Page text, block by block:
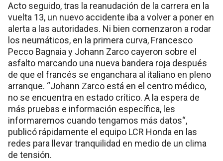
Acto seguido, tras la reanudación de la carrera en la
vuelta 13, un nuevo accidente iba a volver a poner en
alerta a las autoridades. Ni bien comenzaron a rodar
los neumáticos, en la primera curva, Francesco
Pecco Bagnaia y Johann Zarco cayeron sobre el
asfalto marcando una nueva bandera roja después
de que el francés se enganchara al italiano en pleno
arranque. “Johann Zarco está en el centro médico,
no se encuentra en estado crítico. A la espera de
más pruebas e información específica, les
informaremos cuando tengamos más datos“,
publicó rápidamente el equipo LCR Honda en las
redes para llevar tranquilidad en medio de un clima
de tensión.